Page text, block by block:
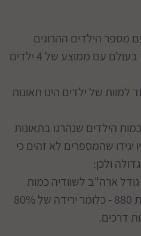
מספר הילדים ההרוגים
בתאונות דרכים הנמוך בעולם עם ממוצע של 4 ילדים
של ילדים הינו תאונות
בארה"ב בשנת 2018 כמות הילדים שנהרגו בתאונות
880 - עכשיו יגידו שהמספרים לא זהים כי
ולכן:
ארה"ב לשוודיה כמות
ההרוגים היו 176 לעומת 880 - כלומר ירידה של 80%
דרכים.